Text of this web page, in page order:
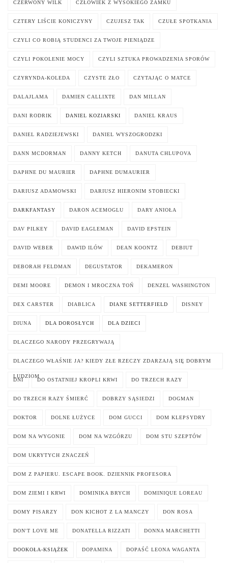
CZERWONY WILK CZŁOWIEK Z WYSOKIEGO ZAMKU
CZTERY LIŚCIE KONICZYNY CZUJESZ TAK CZUŁE SPOTKANIA
CZYLI CO ROBIĄ STUDENCI ZA TWOJE PIENIĄDZE
CZYLI POKOLENIE MOCY CZYLI SZTUKA PROWADZENIA SPORÓW
CZYRYNDA-KOLEDA CZYSTE ZŁO CZYTAJĄC O MATCE
DALAJLAMA DAMIEN CALLIXTE DAN MILLAN
DANI RODRIK DANIEL KOZIARSKI DANIEL KRAUS
DANIEL RADZIEJEWSKI DANIEL WYSZOGRODZKI
DANN MCDORMAN DANNY KETCH DANUTA CHLUPOVA
DAPHNE DU MAURIER DAPHNE DUMAURIER
DARIUSZ ADAMOWSKI DARIUSZ HIERONIM STOBIECKI
DARKFANTASY DARON ACEMOGLU DARY ANIOŁA
DAV PILKEY DAVID EAGLEMAN DAVID EPSTEIN
DAVID WEBER DAWID ILÓW DEAN KOONTZ DEBIUT
DEBORAH FELDMAN DEGUSTATOR DEKAMERON
DEMI MOORE DEMON I MROCZNA TOŃ DENZEL WASHINGTON
DEX CARSTER DIABLICA DIANE SETTERFIELD DISNEY
DIUNA DLA DOROSŁYCH DLA DZIECI
DLACZEGO NARODY PRZEGRYWAJĄ
DLACZEGO WŁAŚNIE JA? KIEDY ZŁE RZECZY ZDARZAJĄ SIĘ DOBRYM
LUDZIOM
DNI DO OSTATNIEJ KROPLI KRWI DO TRZECH RAZY
DO TRZECH RAZY ŚMIERĆ DOBRZY SĄSIEDZI DOGMAN
DOKTOR DOLNE ŁUŻYCE DOM GUCCI DOM KLEPSYDRY
DOM NA WYGONIE DOM NA WZGÓRZU DOM STU SZEPTÓW
DOM UKRYTYCH ZNACZEŃ
DOM Z PAPIERU. ESCAPE BOOK. DZIENNIK PROFESORA
DOM ZIEMI I KRWI DOMINIKA BRYCH DOMINIQUE LOREAU
DOMY PISARZY DON KICHOT Z LA MANCZY DON ROSA
DON'T LOVE ME DONATELLA RIZZATI DONNA MARCHETTI
DOOKOŁA-KSIĄŻEK DOPAMINA DOPAŚĆ LEONA WAGANTA